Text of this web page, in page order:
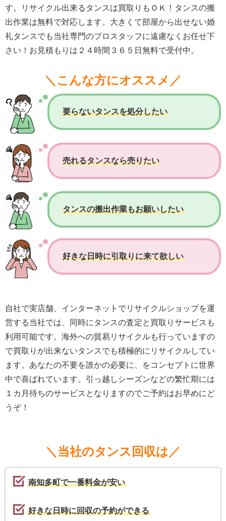
す。リサイクル出来るタンスは買取りもＯＫ！タンスの搬
出作業は無料で対応します。大きくて部屋から出せない婚
礼タンスでも当社専門のプロスタッフに遠慮なくお任せ下
さい！お見積もりは２４時間３６５日無料で受付中。
＼こんな方にオススメ／
要らないタンスを処分したい
売れるタンスなら売りたい
タンスの搬出作業もお願いしたい
好きな日時に引取りに来て欲しい
自社で実店舗、インターネットでリサイクルショップを運
営する当社では、同時にタンスの査定と買取りサービスも
利用可能です。海外への貿易リサイクルも行っていますの
で買取りが出来ないタンスでも積極的にリサイクルしてい
ます。あなたの不要を誰かの必要に、をコンセプトに世界
中で喜ばれています。引っ越しシーズンなどの繁忙期には
１カ月待ちのサービスとなりますのでご予約はお早めにど
うぞ！
＼当社のタンス回収は／
南知多町で一番料金が安い
好きな日時に回収の予約ができる